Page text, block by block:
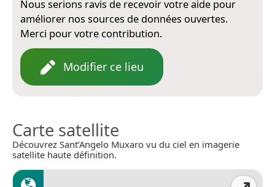
Nous serions ravis de recevoir votre aide pour
améliorer nos sources de données ouvertes.
Merci pour votre contribution.
Modifier ce lieu
Carte satellite
Découvrez Sant’Angelo Muxaro vu du ciel en imagerie
satellite haute définition.